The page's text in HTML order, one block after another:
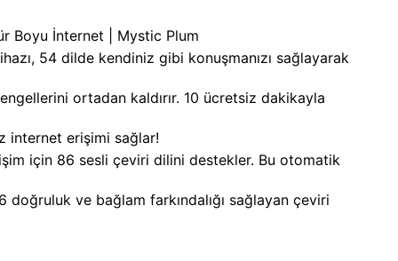
Boyu İnternet | Mystic Plum
54 dilde kendiniz gibi konuşmanızı sağlayarak
ortadan kaldırır. 10 ücretsiz dakikayla
internet erişimi sağlar!
için 86 sesli çeviri dilini destekler. Bu otomatik
ve bağlam farkındalığı sağlayan çeviri